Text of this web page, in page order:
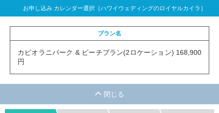
お申し込み カレンダー選択［ハワイウェディングのロイヤルカイラ］
プラン名
カピオラニパーク & ビーチプラン(2ロケーション) 168,900
円